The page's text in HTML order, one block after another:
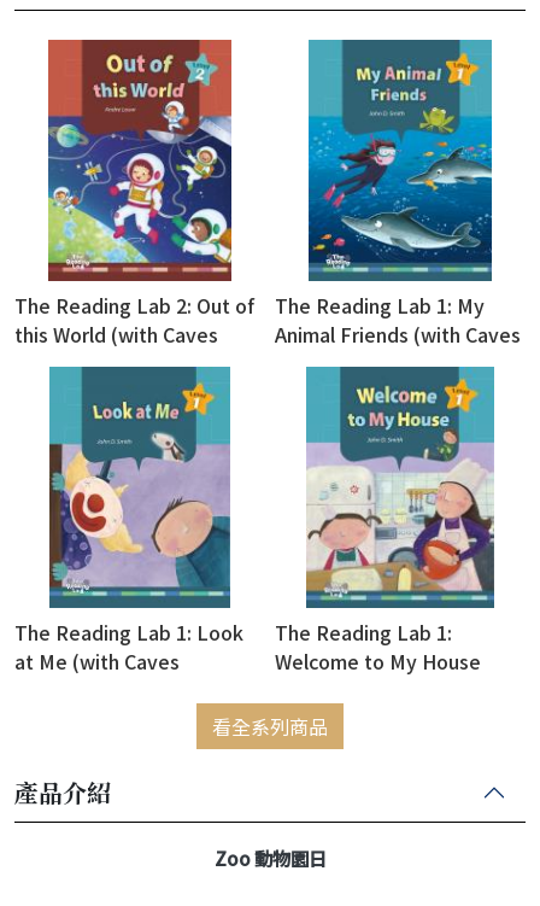
The Reading Lab 2: Out of
this World (with Caves
WebSource)
The Reading Lab 1: My
Animal Friends (with Caves
WebSource)
The Reading Lab 1: Look
at Me (with Caves
The Reading Lab 1:
Welcome to My House
看全系列商品
產品介紹
Zoo 動物園日